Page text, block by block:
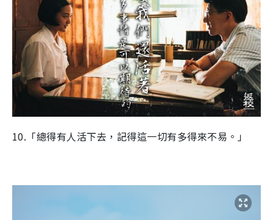
10.「總得有人活下去，記得這一切有多得來不易。」